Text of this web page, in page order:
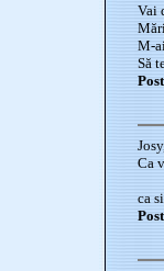
Vai
M-
Să
Ca
ca